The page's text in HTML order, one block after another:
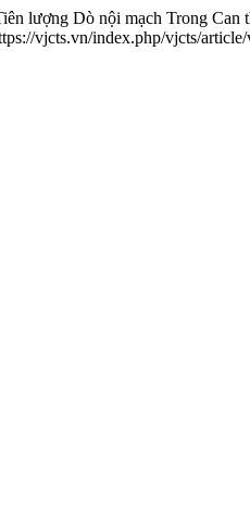
lượng Dò nội mạch Trong Can
vjcts.vn/index.php/vjcts/